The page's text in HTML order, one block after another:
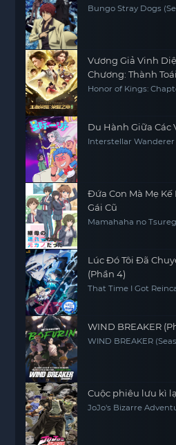
Bungo Stray Dogs
Vương Giả Vinh
Chương: Thành
Honor of Kings:
Du Hành Giữa Các
Interstellar Wanderer
Đứa Con Mà Mẹ Kế
Gái Cũ
Mamahaha no
Lúc Đó Tôi Đã
(Phần 4)
That Time I Got
WIND BREAKER
WIND BREAKER
Cuộc phiêu lưu kì
JoJo's Bizarre